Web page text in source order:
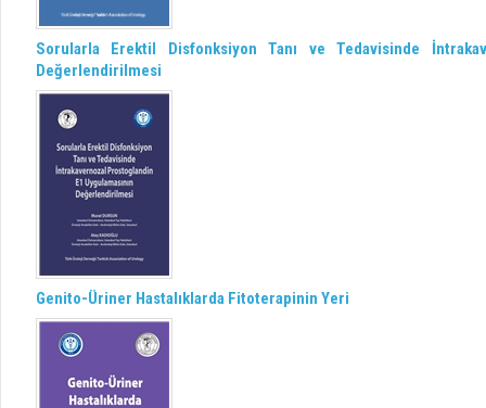
Sorularla Erektil Disfonksiyon Tanı ve Tedavisinde
Değerlendirilmesi
Genito-Üriner Hastalıklarda Fitoterapinin Yeri